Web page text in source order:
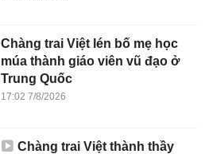
Chàng trai Việt lén bố mẹ học
múa thành giáo viên vũ đạo ở
Trung Quốc
17:02 7/8/2026
Chàng trai Việt thành thầy